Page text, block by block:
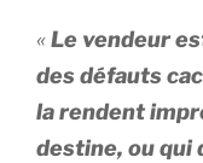
«Le vendeur
des défauts
la rendent
destine, ou